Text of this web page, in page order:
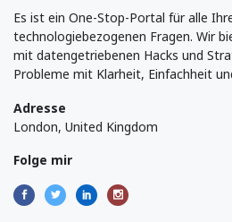
Es ist ein One-Stop-Portal für alle
technologiebezogenen Fragen. Wir
mit datengetriebenen Hacks und
Probleme mit Klarheit, Einfachheit
Adresse
London, United Kingdom
Folge mir